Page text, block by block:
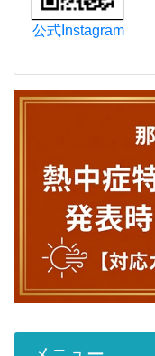
公式Instagram